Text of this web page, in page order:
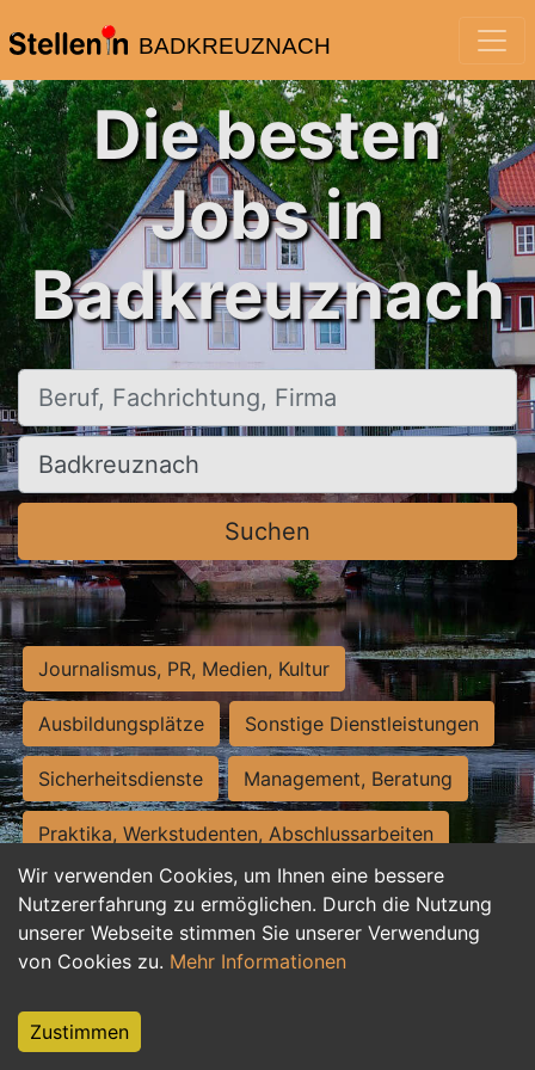
BADKREUZNACH
Wir verwenden Cookies, um Ihnen eine bessere
Nutzererfahrung zu ermöglichen. Durch die Nutzung
unserer Webseite stimmen Sie unserer Verwendung
von Cookies zu. Mehr Informationen
Zustimmen
Die besten
Jobs in
Badkreuznach
Beruf, Fachrichtung, Firma
Ort, Stadt
Suchen
Journalismus, PR, Medien, Kultur
Ausbildungsplätze Sonstige Dienstleistungen
Sicherheitsdienste Management, Beratung
Praktika, Werkstudenten, Abschlussarbeiten
Personalwesen Assistenz, Sekretariat
Hilfskräfte, Aushilfs- und Nebenjobs
Weiterbildung, Studium, duale Ausbildung